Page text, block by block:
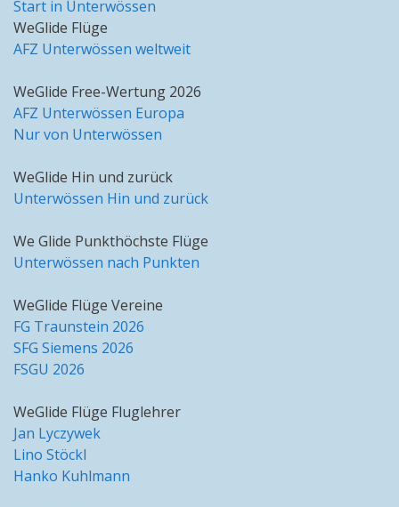
Start in Unterwössen
WeGlide Flüge
AFZ Unterwössen weltweit
WeGlide Free-Wertung 2026
AFZ Unterwössen Europa
Nur von Unterwössen
WeGlide Hin und zurück
Unterwössen Hin und zurück
We Glide Punkthöchste Flüge
Unterwössen nach Punkten
WeGlide Flüge Vereine
FG Traunstein 2026
SFG Siemens 2026
FSGU 2026
WeGlide Flüge Fluglehrer
Jan Lyczywek
Lino Stöckl
Hanko Kuhlmann